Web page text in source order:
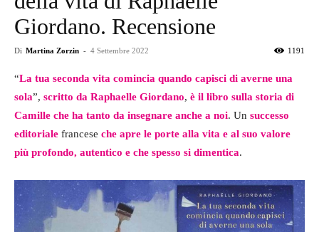
Giordano. Recensione
Di Martina Zorzin - 4 Settembre 2022 1191
“La tua seconda vita comincia quando capisci di averne una
sola”, scritto da Raphaelle Giordano, è il libro sulla storia di
Camille che ha tanto da insegnare anche a noi. Un successo
editoriale francese che apre le porte alla vita e al suo valore
più profondo, autentico e che spesso si dimentica.